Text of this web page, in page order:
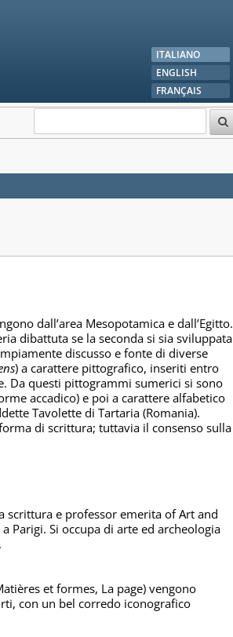
ITALIANO
ENGLISH
FRANÇAIS
dall’area Mesopotamica e dall’Egitto.
dibattuta se la seconda si sia sviluppata
discusso e fonte di diverse
) a carattere pittografico, inseriti entro
Da questi pittogrammi sumerici si sono
accadico) e poi a carattere alfabetico
Tavolette di Tartaria (Romania).
di scrittura; tuttavia il consenso sulla
scrittura e professor emerita of Art and
Parigi. Si occupa di arte ed archeologia
et formes, La page) vengono
con un bel corredo iconografico